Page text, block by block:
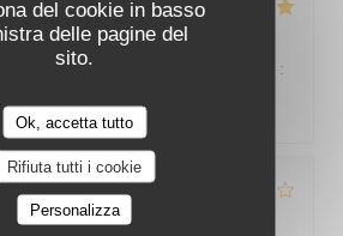
del cookie in basso
delle pagine del
sito.
Ok, accetta tutto
Rifiuta tutti i cookie
Personalizza
2
/5 Cucina
:
2